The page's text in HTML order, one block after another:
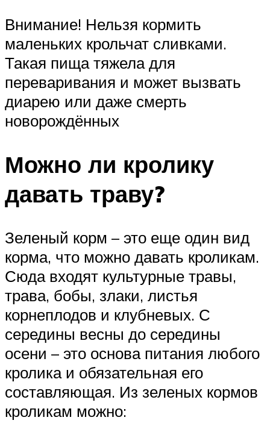
Внимание! Нельзя кормить
маленьких крольчат сливками.
Такая пища тяжела для
переваривания и может вызвать
диарею или даже смерть
новорождённых
Можно ли кролику
давать траву?
Зеленый корм – это еще один вид
корма, что можно давать кроликам.
Сюда входят культурные травы,
трава, бобы, злаки, листья
корнеплодов и клубневых. С
середины весны до середины
осени – это основа питания любого
кролика и обязательная его
составляющая. Из зеленых кормов
кроликам можно: